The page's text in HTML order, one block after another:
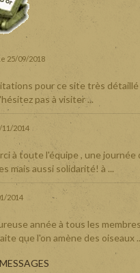
25/09/2018
pour ce site très détaillé
pas à visiter ...
11/2014
à toute l'équipe , une journée
mais aussi solidarité! à ...
2014
année à tous les
que l'on amène des oiseaux